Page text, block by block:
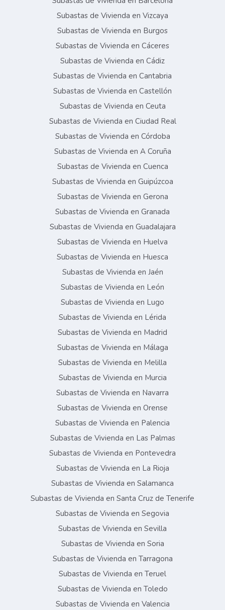
Subastas de Vivienda en Vizcaya
Subastas de Vivienda en Burgos
Subastas de Vivienda en Cáceres
Subastas de Vivienda en Cádiz
Subastas de Vivienda en Cantabria
Subastas de Vivienda en Castellón
Subastas de Vivienda en Ceuta
Subastas de Vivienda en Ciudad Real
Subastas de Vivienda en Córdoba
Subastas de Vivienda en A Coruña
Subastas de Vivienda en Cuenca
Subastas de Vivienda en Guipúzcoa
Subastas de Vivienda en Gerona
Subastas de Vivienda en Granada
Subastas de Vivienda en Guadalajara
Subastas de Vivienda en Huelva
Subastas de Vivienda en Huesca
Subastas de Vivienda en Jaén
Subastas de Vivienda en León
Subastas de Vivienda en Lugo
Subastas de Vivienda en Lérida
Subastas de Vivienda en Madrid
Subastas de Vivienda en Málaga
Subastas de Vivienda en Melilla
Subastas de Vivienda en Murcia
Subastas de Vivienda en Navarra
Subastas de Vivienda en Orense
Subastas de Vivienda en Palencia
Subastas de Vivienda en Las Palmas
Subastas de Vivienda en Pontevedra
Subastas de Vivienda en La Rioja
Subastas de Vivienda en Salamanca
Subastas de Vivienda en Santa Cruz de Tenerife
Subastas de Vivienda en Segovia
Subastas de Vivienda en Sevilla
Subastas de Vivienda en Soria
Subastas de Vivienda en Tarragona
Subastas de Vivienda en Teruel
Subastas de Vivienda en Toledo
Subastas de Vivienda en Valencia